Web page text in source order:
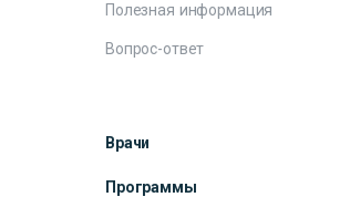
Полезная информация
Вопрос-ответ
Врачи
Программы